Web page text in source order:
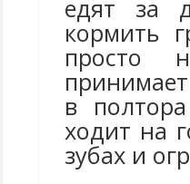
едят за
кормить
просто
в
ходит на
зубах и